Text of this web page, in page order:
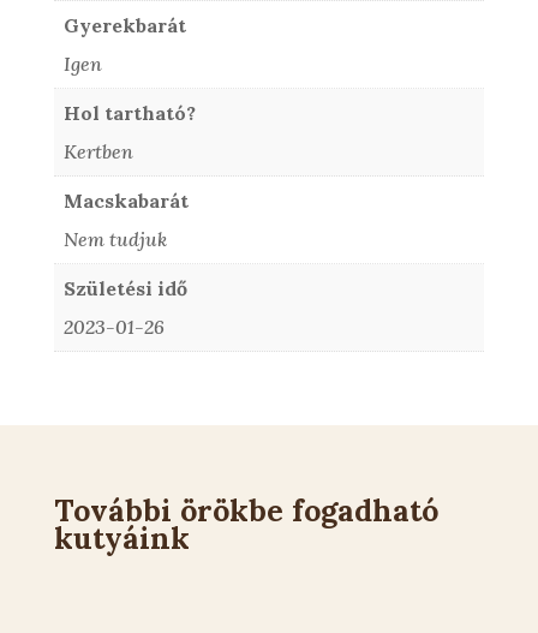
Gyerekbarát
Igen
Hol tartható?
Kertben
Macskabarát
Nem tudjuk
Születési idő
2023-01-26
További örökbe fogadható
kutyáink